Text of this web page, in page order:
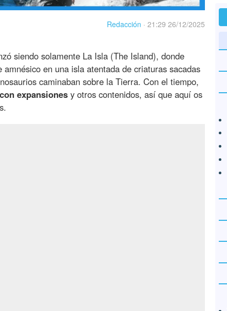
Redacción · 21:29 26/12/2025
siendo solamente La Isla (The Island), donde
en una isla atentada de criaturas sacadas
caminaban sobre la Tierra. Con el tiempo,
expansiones y otros contenidos, así que aquí os